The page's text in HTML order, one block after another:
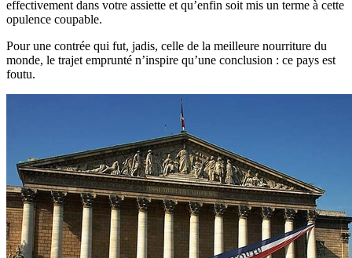
effectivement dans votre assiette et qu’enfin soit mis un terme à cette
opulence coupable.
Pour une contrée qui fut, jadis, celle de la meilleure nourriture du
monde, le trajet emprunté n’inspire qu’une conclusion : ce pays est
foutu.